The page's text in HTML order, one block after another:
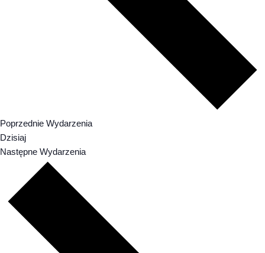
Poprzednie Wydarzenia
Dzisiaj
Następne Wydarzenia